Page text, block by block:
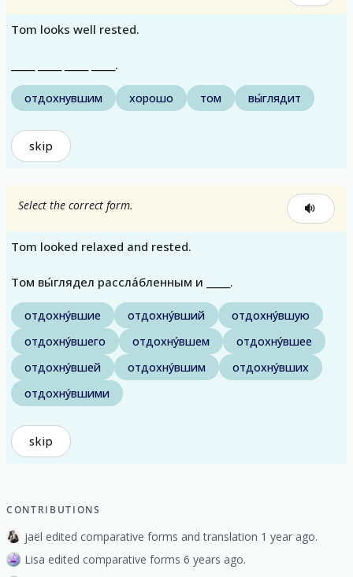
Tom looks well rested.
_____ _____ _____ _____.
отдохнувшим хорошо том вы́глядит
skip
Select the correct form.
Tom looked relaxed and rested.
Том вы́глядел рассла́бленным и _____.
отдохну́вшие отдохну́вший
отдохну́вшую
отдохну́вшего
отдохну́вшем
отдохну́вшее
отдохну́вшей
отдохну́вшим
отдохну́вших
отдохну́вшими
skip
CONTRIBUTIONS
jaël edited comparative forms and translation 1 year ago.
Lisa edited comparative forms 6 years ago.